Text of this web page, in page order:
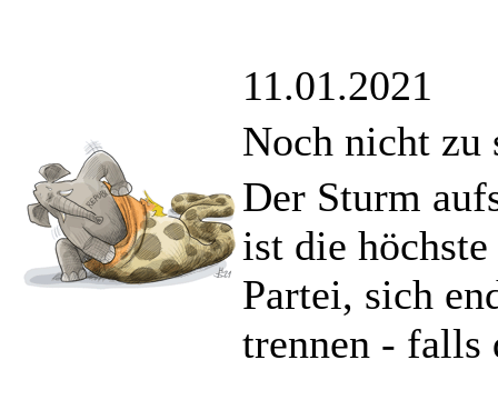
11.01.2021
Noch nicht zu
Der Sturm
ist die
Partei, sich
trennen - falls